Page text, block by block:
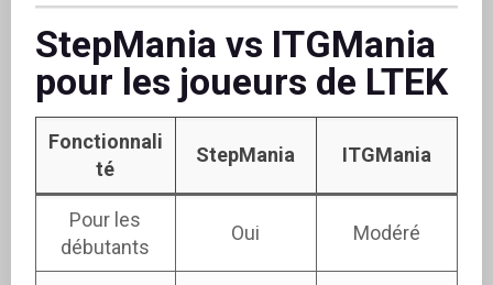
StepMania vs ITGMania
pour les joueurs de LTEK
Fonctionnali
té
StepMania ITGMania
Pour les
débutants
Oui Modéré